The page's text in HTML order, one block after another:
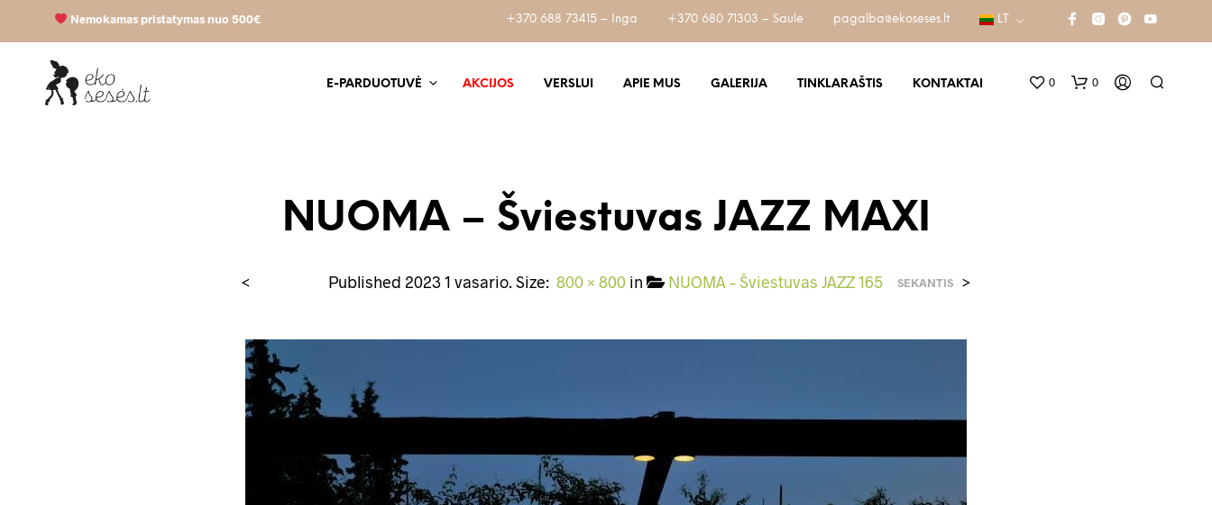
Nemokamas pristatymas nuo 500€ +370 688 73415 – Inga +370 680 71303 – Saulė pagalba@ekoseses.lt LT
E-PARDUOTUVĖ AKCIJOS VERSLUI APIE MUS GALERIJA TINKLARAŠTIS KONTAKTAI 0 0
NUOMA – Šviestuvas JAZZ MAXI
Published 2023 1 vasario. Size: 800 × 800 in NUOMA – Šviestuvas JAZZ 165
< SEKANTIS >